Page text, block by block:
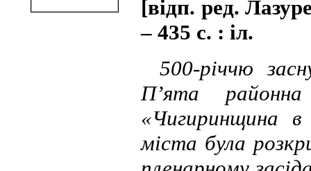
[відп. ред.
– 435 с. : іл.
500-річчю
П’ята районна
«Чигиринщина в
міста була